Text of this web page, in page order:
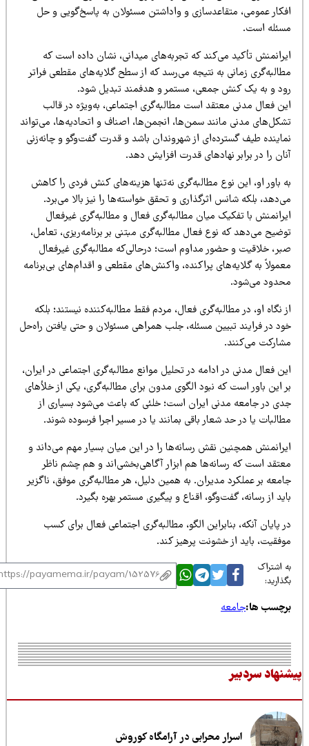
عمومی، متقاعدسازی و واداشتن مسئولان به پاسخ‌گویی و حل
است.
تأکید می‌کند که تجربه‌های میدانی، نشان داده است که
زمانی به نتیجه می‌رسد که از سطح گلایه‌های مقطعی فراتر
و به یک کنش جمعی، مستمر و هدفمند تبدیل شود.
فعال مدنی معتقد است مطالبه‌گری اجتماعی، به‌ویژه در قالب
مدنی مانند سمن‌ها، انجمن‌ها، اصناف و اتحادیه‌ها، می‌تواند
طیف گسترده‌ای از شهروندان باشد و قدرت گفت‌وگو و چانه‌زنی
را در برابر نهادهای قدرت افزایش دهد.
باور او، این نوع مطالبه‌گری نه‌تنها هزینه‌های کنش فردی را کاهش
بلکه شانس اثرگذاری و تحقق خواسته‌ها را نیز بالا می‌برد.
با تفکیک میان مطالبه‌گری فعال و مطالبه‌گری غیرفعال
می‌دهد که نوع فعال مطالبه‌گری مبتنی بر برنامه‌ریزی، تعامل،
خلاقیت و حضور مداوم است؛ درحالی‌که مطالبه‌گری غیرفعال
به گلایه‌های پراکنده، واکنش‌های مقطعی و اقدام‌های بی‌برنامه
می‌شود.
نگاه او، در مطالبه‌گری فعال، مردم فقط مطالبه‌کننده نیستند؛ بلکه
در فرایند تبیین مسئله، جلب همراهی مسئولان و حتی یافتن راه‌حل
می‌کنند.
فعال مدنی در ادامه در تحلیل موانع مطالبه‌گری اجتماعی در ایران،
این باور است که نبود الگوی مدون برای مطالبه‌گری، یکی از خلأهای
در جامعه مدنی ایران است؛ خلئی که باعث می‌شود بسیاری از
یا در حد شعار باقی بمانند یا در مسیر اجرا فرسوده شوند.
همچنین نقش رسانه‌ها را در این میان بسیار مهم می‌داند و
است که رسانه‌ها هم ابزار آگاهی‌بخشی‌اند و هم چشم ناظر
بر عملکرد مدیران. به همین دلیل، هر مطالبه‌گری موفق، ناگزیر
از رسانه، گفت‌وگو، اقناع و پیگیری مستمر بهره بگیرد.
پایان آنکه، بنابراین الگو، مطالبه‌گری اجتماعی فعال برای کسب
باید از خشونت پرهیز کند.
اشتراک
ها:جامعه
سردبیر
اسرار محرابی در آرامگاه کوروش